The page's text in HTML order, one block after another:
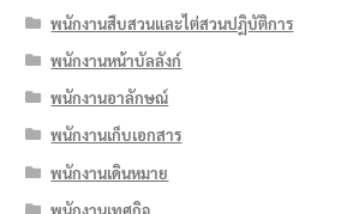
พนักงานสืบสวนและไต่สวนปฏิบัติการ
พนักงานหน้าบัลลังก์
พนักงานอาลักษณ์
พนักงานเก็บเอกสาร
พนักงานเดินหมาย
พนักงานเทศกิจ